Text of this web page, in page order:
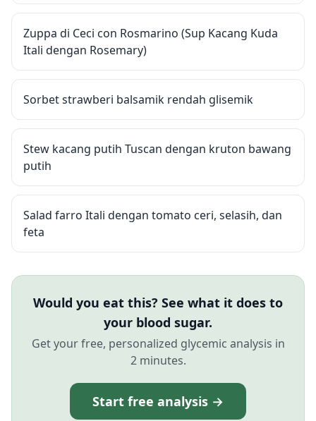
Zuppa di Ceci con Rosmarino (Sup Kacang Kuda
Itali dengan Rosemary)
Sorbet strawberi balsamik rendah glisemik
Stew kacang putih Tuscan dengan kruton bawang
putih
Salad farro Itali dengan tomato ceri, selasih, dan
feta
Would you eat this? See what it does to
your blood sugar.
Get your free, personalized glycemic analysis in
2 minutes.
Start free analysis →